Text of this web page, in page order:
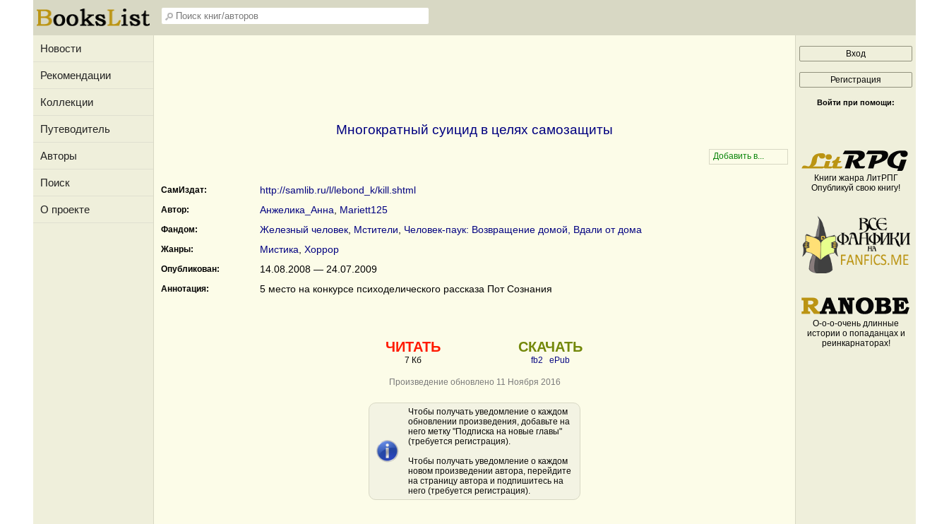
Новости
Рекомендации
Коллекции
Путеводитель
Авторы
Поиск
О проекте
Многократный суицид в целях самозащиты
СамИздат: http://samlib.ru/l/lebond_k/kill.shtml
Автор: Анжелика_Анна Mariett125
Фандом: Железный человек Мстители Человек-паук: Возвращение домой, Вдали от дома
Жанры: Мистика Хоррор
Опубликован: 14.08.2008 — 24.07.2009
Аннотация: 5 место на конкурсе психоделического рассказа Пот Сознания
ЧИТАТЬ
7 Кб
СКАЧАТЬ
fb2 ePub
Произведение обновлено 11 Ноября 2016
Чтобы получать уведомление о каждом
обновлении произведения, добавьте на
него метку "Подписка на новые главы"
(требуется регистрация).
Чтобы получать уведомление о каждом
новом произведении автора, перейдите
на страницу автора и подпишитесь на
него (требуется регистрация).
Войти при помощи:
Книги жанра ЛитРПГ
Опубликуй свою книгу!
О-о-о-очень длинные
истории о попаданцах и
реинкарнаторах!